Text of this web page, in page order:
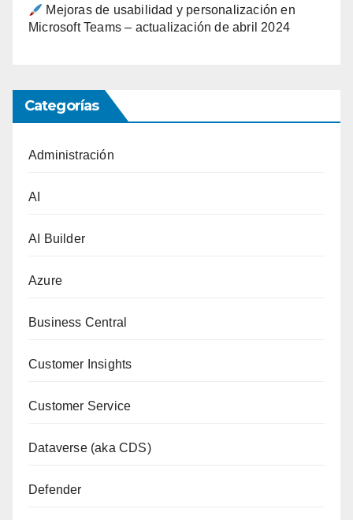
Mejoras de usabilidad y personalización en
Microsoft Teams – actualización de abril 2024
Categorías
Administración
AI
AI Builder
Azure
Business Central
Customer Insights
Customer Service
Dataverse (aka CDS)
Defender